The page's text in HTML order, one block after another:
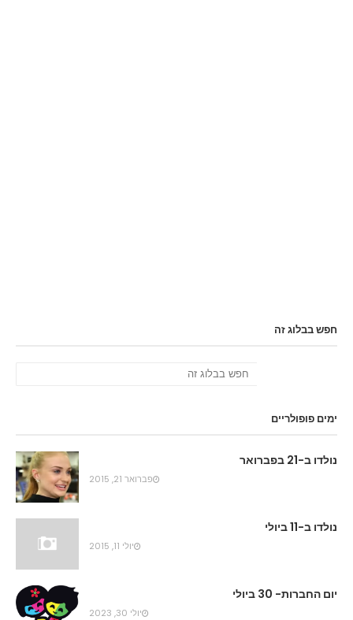
חפש בבלוג זה
ימים פופולריים
נולדו ב-21 בפברואר
פברואר 21, 2015
נולדו ב-11 ביולי
יולי 11, 2015
יום החברות- 30 ביולי
יולי 30, 2023